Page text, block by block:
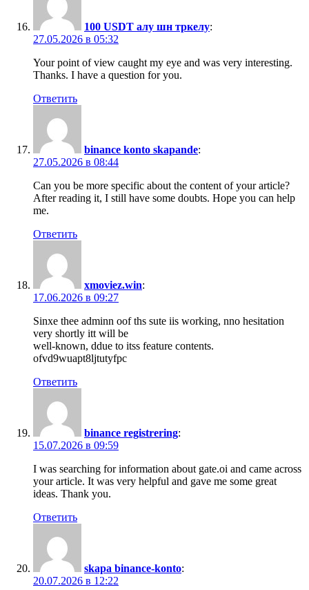
100 USDT алу шн тркелу:
27.05.2026 в 05:32
Your point of view caught my eye and was very interesting.
Thanks. I have a question for you.
Ответить
binance konto skapande:
27.05.2026 в 08:44
Can you be more specific about the content of your article?
After reading it, I still have some doubts. Hope you can help
me.
Ответить
xmoviez.win:
17.06.2026 в 09:27
Sinxe thee adminn oof ths sute iis working, nno hesitation
very shortly itt will be
well-known, ddue to itss feature contents.
ofvd9wuapt8ljtutyfpc
Ответить
binance registrering:
15.07.2026 в 09:59
I was searching for information about gate.oi and came across
your article. It was very helpful and gave me some great
ideas. Thank you.
Ответить
skapa binance-konto:
20.07.2026 в 12:22